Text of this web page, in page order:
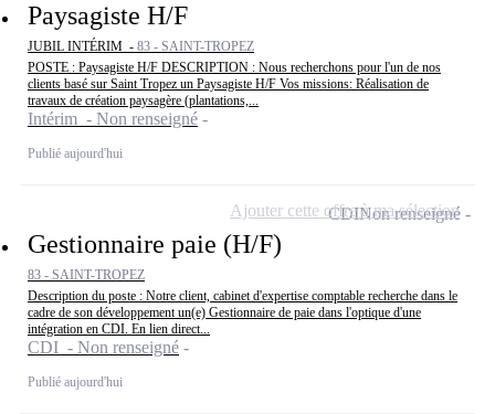
Paysagiste H/F
JUBIL INTÉRIM - 83 - SAINT-TROPEZ
POSTE : Paysagiste H/F DESCRIPTION : Nous recherchons pour l'un de nos
clients basé sur Saint Tropez un Paysagiste H/F Vos missions: Réalisation de
travaux de création paysagère (plantations,...
Intérim - Non renseigné
Publié aujourd'hui
Gestionnaire paie (H/F)
83 - SAINT-TROPEZ
Description du poste : Notre client, cabinet d'expertise comptable recherche dans le
cadre de son développement un(e) Gestionnaire de paie dans l'optique d'une
intégration en CDI. En lien direct...
CDI - Non renseigné
Publié aujourd'hui
CDINon renseigné
Ajouter cette offre à ma sélection